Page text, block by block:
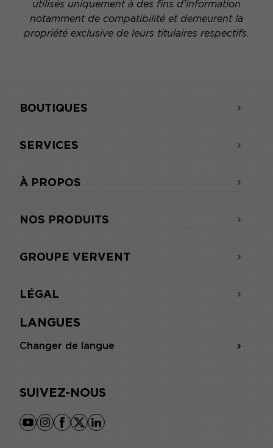
utilisés uniquement à des fins d'information
notamment de compatibilité et demeurent la
propriété exclusive de leurs titulaires respectifs.
LANGUES
Changer de langue
SUIVEZ-NOUS
youtube
instagram
facebook
x linkedin
BOUTIQUES
SERVICES
À PROPOS
NOS PRODUITS
GROUPE VERVENT
LÉGAL